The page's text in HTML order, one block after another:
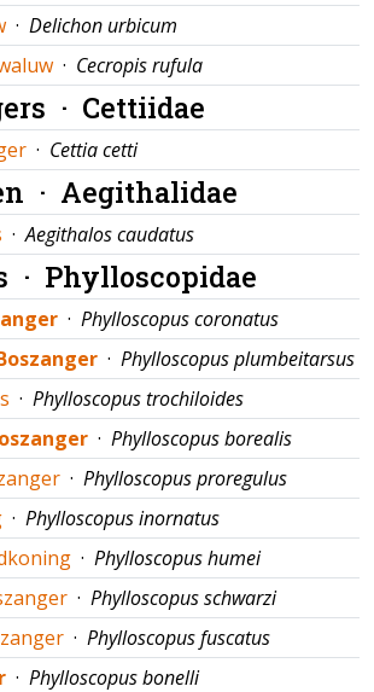
· Delichon urbicum
· Cecropis rufula
· Cettiidae
· Cettia cetti
· Aegithalidae
·Aegithalos caudatus
· Phylloscopidae
· Phylloscopus coronatus
· Phylloscopus plumbeitarsus
· Phylloscopus trochiloides
· Phylloscopus borealis
· Phylloscopus proregulus
· Phylloscopus inornatus
· Phylloscopus humei
· Phylloscopus schwarzi
· Phylloscopus fuscatus
· Phylloscopus bonelli